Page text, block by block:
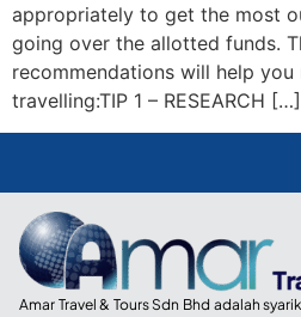
appropriately to get the most
going over the allotted funds.
recommendations will help you
travelling:TIP 1 – RESEARCH […]
Amar Travel & Tours Sdn Bhd adalah